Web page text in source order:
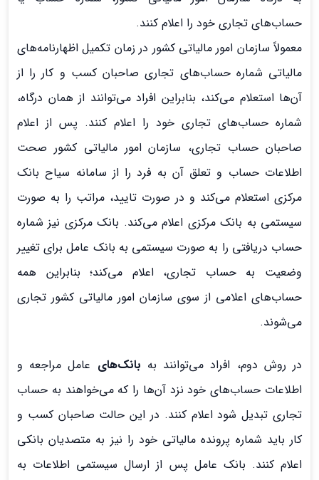
حساب‌های تجاری خود را اعلام کنند.
معمولاً سازمان امور مالیاتی کشور در زمان تکمیل اظهارنامه‌های
مالیاتی شماره حساب‌های تجاری صاحبان کسب و کار را از
آن‌ها استعلام می‌کند، بنابراین افراد می‌توانند از همان درگاه،
شماره حساب‌های تجاری خود را اعلام کنند. پس از اعلام
صاحبان حساب تجاری، سازمان امور مالیاتی کشور صحت
اطلاعات حساب و تعلق آن به فرد را از سامانه سیاح بانک
مرکزی استعلام می‌کند و در صورت تایید، مراتب را به صورت
سیستمی به بانک مرکزی اعلام می‌کند. بانک مرکزی نیز شماره
حساب دریافتی را به صورت سیستمی به بانک عامل برای تغییر
وضعیت به حساب تجاری، اعلام می‌کند؛ بنابراین همه
حساب‌های اعلامی از سوی سازمان امور مالیاتی کشور تجاری
می‌شوند.
در روش دوم، افراد می‌توانند به بانک‌های عامل مراجعه و
اطلاعات حساب‌های خود نزد آن‌ها را که می‌خواهند به حساب
تجاری تبدیل شود اعلام کنند. در این حالت صاحبان کسب و
کار باید شماره پرونده مالیاتی خود را نیز به متصدیان بانکی
اعلام کنند. بانک عامل پس از ارسال سیستمی اطلاعات به